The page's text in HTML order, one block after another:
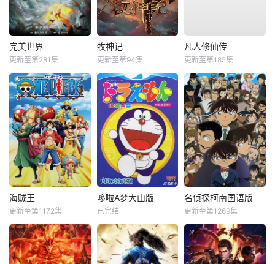
完美世界
更新至第281集
牧神记
更新至第94集
凡人修仙传
更新至第185集
海贼王
更新至第1172集
哆啦A梦大山版
已完结
名侦探柯南国语版
更新至第1269集